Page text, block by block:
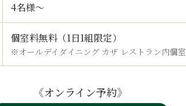
4名様～
個室料無料（1日1組限定）
※オールデイダイニング カザ レストラン内個室
《オンライン予約》